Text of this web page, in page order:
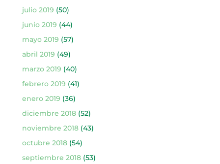
julio 2019 (50)
junio 2019 (44)
mayo 2019 (57)
abril 2019 (49)
marzo 2019 (40)
febrero 2019 (41)
enero 2019 (36)
diciembre 2018(52)
noviembre 2018(43)
octubre 2018(54)
septiembre 2018(53)